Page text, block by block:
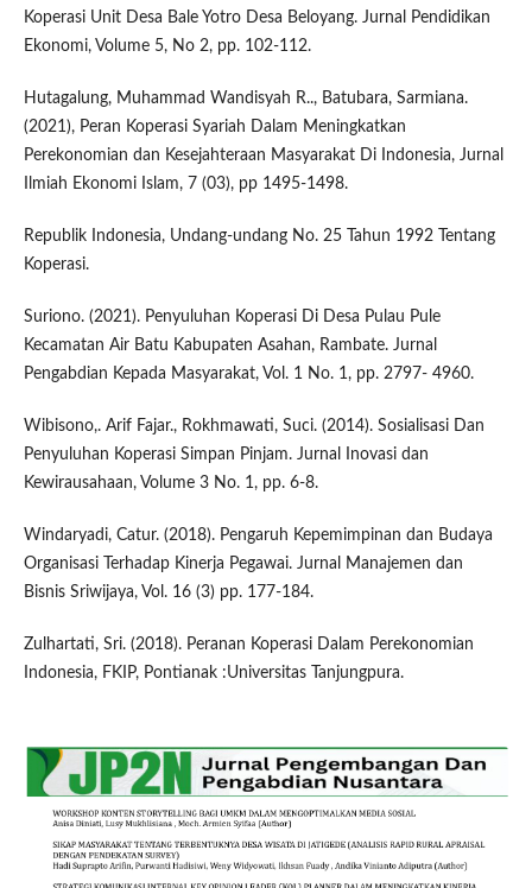
Koperasi Unit Desa Bale Yotro Desa Beloyang. Jurnal Pendidikan
Ekonomi, Volume 5, No 2, pp. 102-112.
Hutagalung, Muhammad Wandisyah R.., Batubara, Sarmiana.
(2021), Peran Koperasi Syariah Dalam Meningkatkan
Perekonomian dan Kesejahteraan Masyarakat Di Indonesia, Jurnal
Ilmiah Ekonomi Islam, 7 (03), pp 1495-1498.
Republik Indonesia, Undang-undang No. 25 Tahun 1992 Tentang
Koperasi.
Suriono. (2021). Penyuluhan Koperasi Di Desa Pulau Pule
Kecamatan Air Batu Kabupaten Asahan, Rambate. Jurnal
Pengabdian Kepada Masyarakat, Vol. 1 No. 1, pp. 2797- 4960.
Wibisono,. Arif Fajar., Rokhmawati, Suci. (2014). Sosialisasi Dan
Penyuluhan Koperasi Simpan Pinjam. Jurnal Inovasi dan
Kewirausahaan, Volume 3 No. 1, pp. 6-8.
Windaryadi, Catur. (2018). Pengaruh Kepemimpinan dan Budaya
Organisasi Terhadap Kinerja Pegawai. Jurnal Manajemen dan
Bisnis Sriwijaya, Vol. 16 (3) pp. 177-184.
Zulhartati, Sri. (2018). Peranan Koperasi Dalam Perekonomian
Indonesia, FKIP, Pontianak :Universitas Tanjungpura.